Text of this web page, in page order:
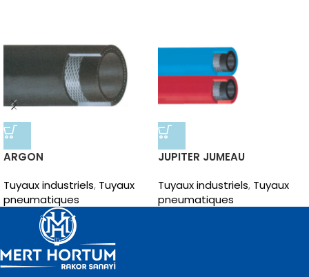
ARGON
Tuyaux industriels, Tuyaux
pneumatiques
JUPITER JUMEAU
Tuyaux industriels, Tuyaux
pneumatiques